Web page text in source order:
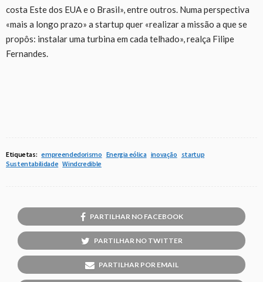
costa Este dos EUA e o Brasil», entre outros. Numa perspectiva
«mais a longo prazo» a startup quer «realizar a missão a que se
propôs: instalar uma turbina em cada telhado», realça Filipe
Fernandes.
Etiquetas: empreendedorismo Energia eólica inovação startup
Sustentabilidade Windcredible
PARTILHAR NO FACEBOOK
PARTILHAR NO TWITTER
PARTILHAR POR EMAIL